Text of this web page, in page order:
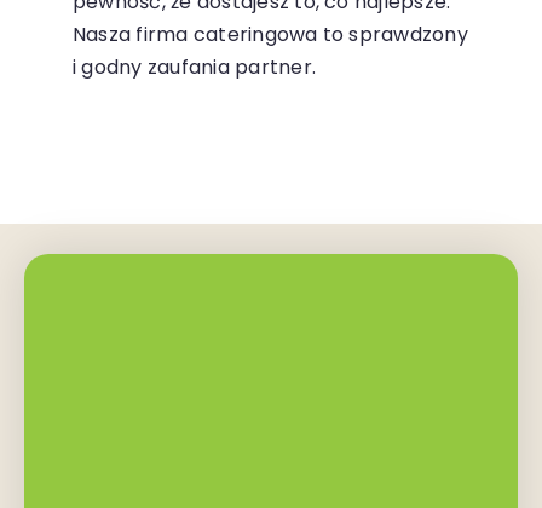
Nasza firma cateringowa to sprawdzony
i godny zaufania partner.